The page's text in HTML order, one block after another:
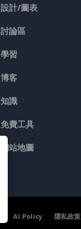
設計/圖表
討論區
學習
博客
知識
免費工具
網站地圖
AI Policy 隱私政策